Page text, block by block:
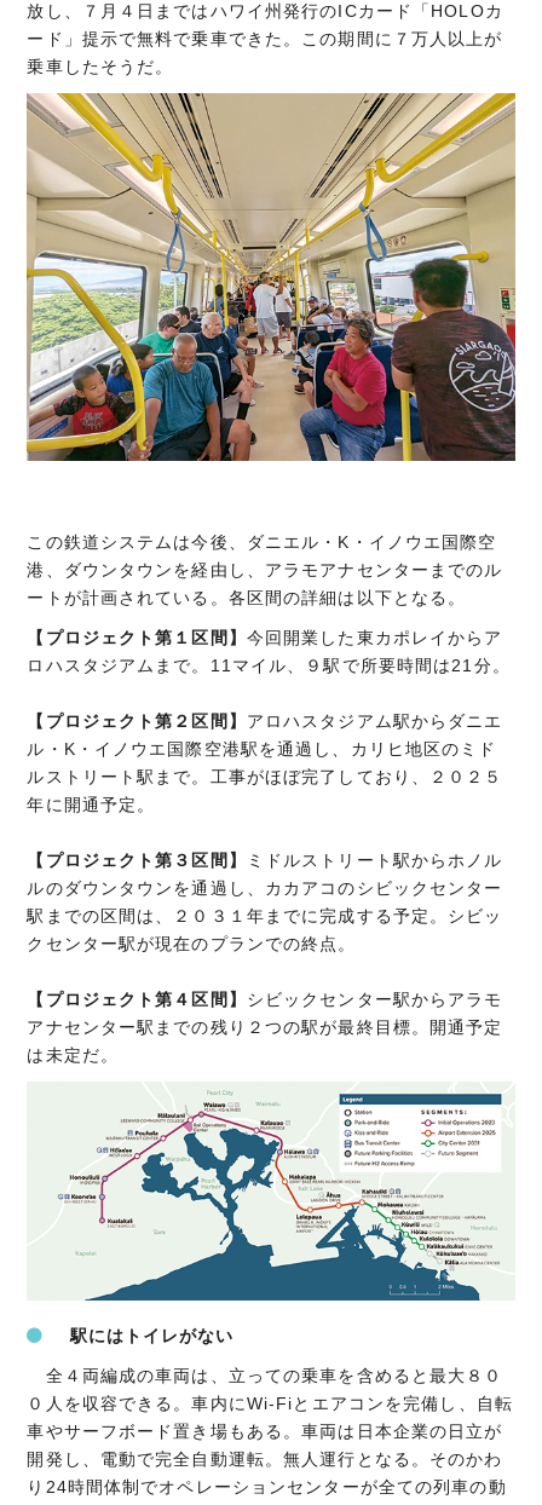
放し、７月４日まではハワイ州発行のICカード「HOLOカ
ード」提示で無料で乗車できた。この期間に７万人以上が
乗車したそうだ。
この鉄道システムは今後、ダニエル・K・イノウエ国際空
港、ダウンタウンを経由し、アラモアナセンターまでのル
ートが計画されている。各区間の詳細は以下となる。
【プロジェクト第１区間】 今回開業した東カポレイからア
ロハスタジアムまで。11マイル、９駅で所要時間は21分。
【プロジェクト第２区間】 アロハスタジアム駅からダニエ
ル・K・イノウエ国際空港駅を通過し、カリヒ地区のミド
ルストリート駅まで。工事がほぼ完了しており、２０２５
年に開通予定。
【プロジェクト第３区間】
ミドルストリート駅からホノル
ルのダウンタウンを通過し、カカアコのシビックセンター
駅までの区間は、２０３１年までに完成する予定。シビッ
クセンター駅が現在のプランでの終点。
【プロジェクト第４区間】 シビックセンター駅からアラモ
アナセンター駅までの残り２つの駅が最終目標。開通予定
は未定だ。
駅にはトイレがない
全４両編成の車両は、立っての乗車を含めると最大８０
０人を収容できる。車内にWi-Fiとエアコンを完備し、自転
車やサーフボード置き場もある。車両は日本企業の日立が
開発し、電動で完全自動運転。無人運行となる。そのかわ
り24時間体制でオペレーションセンターが全ての列車の動